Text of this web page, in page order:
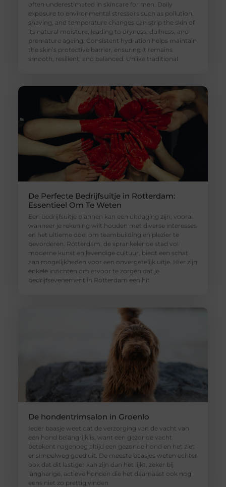
often underestimated in skincare for men. Daily
exposure to environmental stressors such as pollution,
shaving, and temperature changes can strip the skin of
its natural moisture, leading to dryness, dullness, and
premature ageing. Consistent hydration helps maintain
the skin’s protective barrier, ensuring it remains
smooth, resilient, and balanced. Unlike traditional
De Perfecte Bedrijfsuitje in Rotterdam:
Essentieel Om Te Weten
Een bedrijfsuitje plannen kan een uitdaging zijn, vooral
wanneer je rekening wilt houden met diverse interesses
en het ultieme doel om teambuilding en plezier te
bevorderen. Rotterdam, de sprankelende stad vol
moderne kunst en levendige cultuur, biedt een schat
aan mogelijkheden voor een onvergetelijk uitje. Hier zijn
enkele inzichten om ervoor te zorgen dat je
bedrijfsevenement in Rotterdam een hit
De hondentrimsalon in Groenlo
Ieder baasje weet dat de verzorging van de vacht van
een hond belangrijk is, want een gezonde vacht
betekent nagenoeg altijd een gezonde hond en het ziet
er simpelweg goed uit. De meeste baasjes weten echter
ook dat dit lastiger kan zijn dan het lijkt, zeker bij
langharige, actieve honden die het daarnaast ook nog
eens niet zo prettig vinden